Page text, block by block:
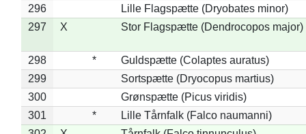
296
Lille Flagspætte (Dryobates minor)
297
X Stor Flagspætte (Dendrocopos major)
298 *
Guldspætte (Colaptes auratus)
299
Sortspætte (Dryocopus martius)
300
Grønspætte (Picus viridis)
301
*
Lille Tårnfalk (Falco naumanni)